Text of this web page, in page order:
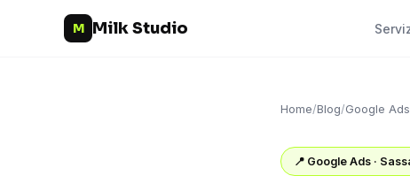
M Milk Studio
Home/Blog/Google Ads
📍 Google Ads ·